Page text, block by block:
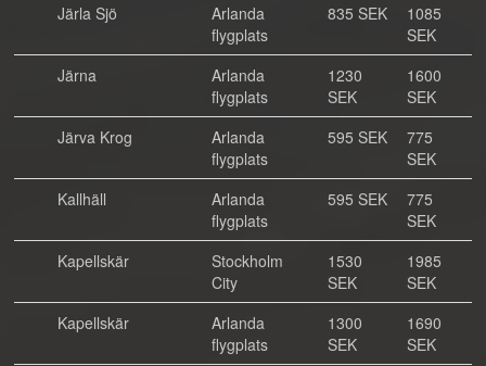
Järla Sjö
Arlanda
flygplats
835 SEK
1085
SEK
Järna
Arlanda
flygplats
1230
SEK
1600
SEK
Järva Krog
Arlanda
flygplats
595 SEK
775
SEK
Kallhäll
Arlanda
flygplats
595 SEK
775
SEK
Kapellskär
Stockholm
City
1530
SEK
1985
SEK
Kapellskär
Arlanda
flygplats
1300
SEK
1690
SEK